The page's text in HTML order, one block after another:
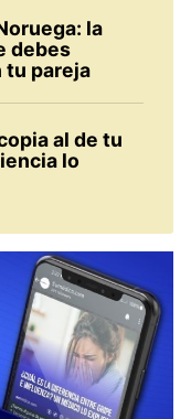
la
debes
tu pareja
al de tu
lo